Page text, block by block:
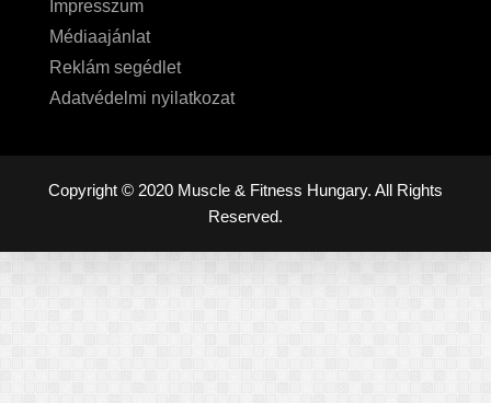
Impresszum
Médiaajánlat
Reklám segédlet
Adatvédelmi nyilatkozat
Copyright © 2020 Muscle & Fitness Hungary. All Rights
Reserved.